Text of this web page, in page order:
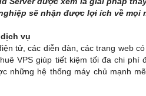
sẽ nhận được lợi ích về mọi
vụ
tử, các diễn đàn, các trang web
VPS giúp tiết kiệm tối đa chi phí
những hệ thống máy chủ mạnh